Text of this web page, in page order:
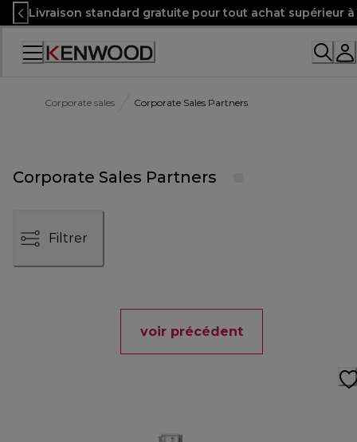
Skip
to
Content
Livraison standard gratuite pour tout achat supérieur
Corporate sales Corporate Sales Partners
Corporate Sales Partners
Filtrer
voir précédent